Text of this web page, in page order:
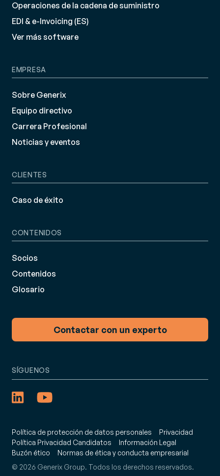
Operaciones de la cadena de suministro
EDI & e-Invoicing (ES)
Ver más software
EMPRESA
Sobre Generix
Equipo directivo
Carrera Profesional
Noticias y eventos
CLIENTES
Caso de éxito
CONTENIDOS
Socios
Contenidos
Glosario
Contactar con un experto
Política de protección de datos personales
Privacidad
Política Privacidad Candidatos
Información Legal
Buzón ético
Normas de ética y conducta empresarial
© 2026 Generix Group. Todos los derechos reservados.
SÍGUENOS